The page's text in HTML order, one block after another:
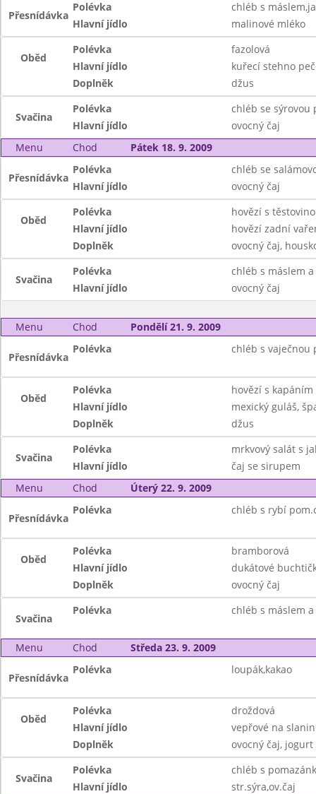
Přesnídávka
Polévka
chléb s
Hlavní jídlo
malinové mléko
Oběd
Polévka
fazolová
Hlavní jídlo
kuřecí stehno
Doplněk
džus
Svačina
Polévka
chléb se sýrovou
Hlavní jídlo
ovocný čaj
Menu
Chod Pátek 18. 9. 2009
Přesnídávka
Polévka
chléb se
Hlavní jídlo
ovocný čaj
Oběd
Polévka
hovězí s
Hlavní jídlo
hovězí zadní
Doplněk
ovocný čaj,
Svačina
Polévka
chléb s máslem
Hlavní jídlo
ovocný čaj
Menu Chod Pondělí 21. 9. 2009
Přesnídávka
Polévka chléb s vaječnou
Oběd
Polévka
hovězí s kapáním
Hlavní jídlo
mexický guláš,
Doplněk
džus
Svačina
Polévka
mrkvový salát s
Hlavní jídlo
čaj se sirupem
Menu
Chod Úterý 22. 9. 2009
Přesnídávka
Polévka chléb s rybí
Oběd
Polévka
bramborová
Hlavní jídlo
dukátové
Doplněk
ovocný čaj
Svačina
Polévka chléb s máslem
Menu Chod Středa 23. 9. 2009
Přesnídávka
Polévka loupák,kakao
Oběd
Polévka
droždová
Hlavní jídlo
vepřové na
Doplněk
ovocný čaj, jogurt
Svačina
Polévka
chléb s
Hlavní jídlo
str.sýra,ov.čaj